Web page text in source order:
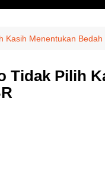
Kasih Menentukan Bedah
Tidak Pilih